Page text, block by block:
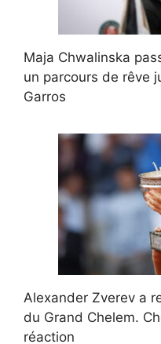
Maja Chwalinska
un parcours de rêve
Garros
Alexander Zverev a
du Grand Chelem.
réaction